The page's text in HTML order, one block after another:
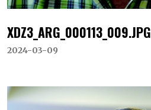
XDZ3_ARG_000113_009.JPG
2024-03-09